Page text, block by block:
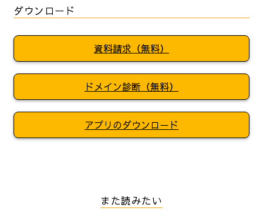
ダウンロード
資料請求（無料）
ドメイン診断（無料）
アプリのダウンロード
また読みたい